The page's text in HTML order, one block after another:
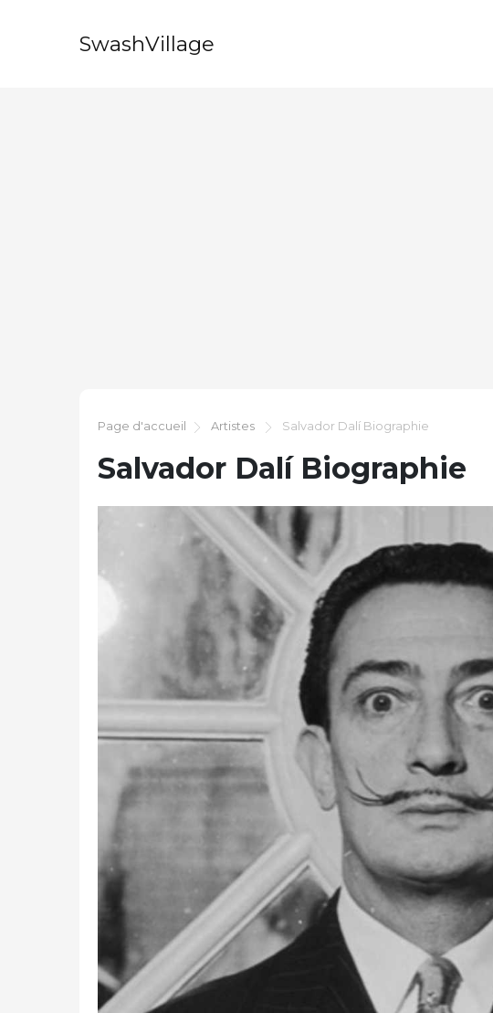
SwashVillage
Page d'accueil Artistes Salvador Dalí Biographie
Salvador Dalí Biographie